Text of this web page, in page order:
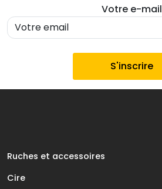
Votre e-mail
Ruches et accessoires
Cire